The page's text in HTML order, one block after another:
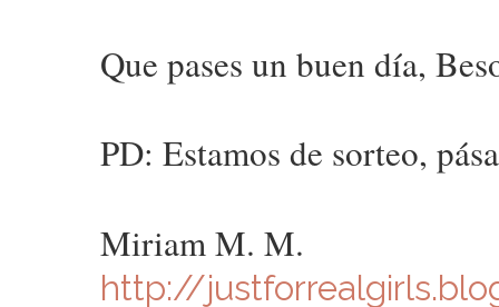
Que pases un buen día,
PD: Estamos de sorteo,
Miriam M. M.
http://